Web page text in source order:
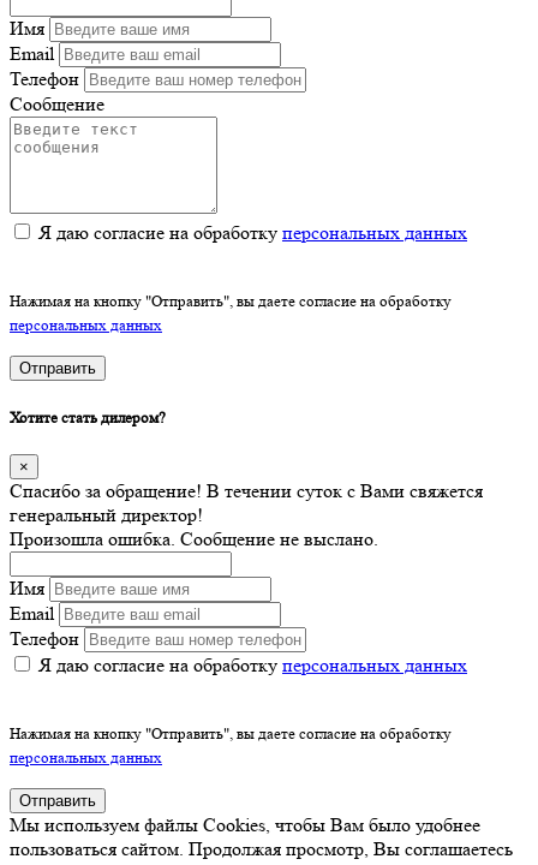
Имя
Email
Телефон
Сообщение
Я даю согласие на обработку персональных данных
Нажимая на кнопку "Отправить", вы даете согласие на обработку
персональных данных
Отправить
Хотите стать дилером?
×
Спасибо за обращение! В течении суток с Вами свяжется
генеральный директор!
Произошла ошибка. Сообщение не выслано.
Имя
Email
Телефон
Я даю согласие на обработку персональных данных
Нажимая на кнопку "Отправить", вы даете согласие на обработку
персональных данных
Отправить
Мы используем файлы Cookies, чтобы Вам было удобнее
пользоваться сайтом. Продолжая просмотр, Вы соглашаетесь